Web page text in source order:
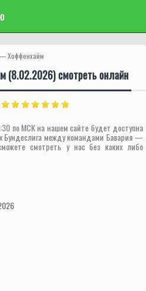
Хоффенхайм
смотреть онлайн
по МСК на нашем сайте будет доступна
Бундеслига между командами Бавария —
смотреть у нас без каких либо